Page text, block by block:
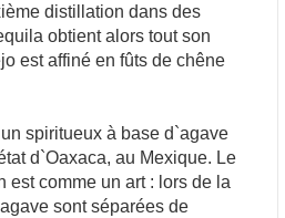
distillation dans des
obtient alors tout son
est affiné en fûts de chêne
spiritueux à base d`agave
d`Oaxaca, au Mexique. Le
est comme un art : lors de la
sont séparées de